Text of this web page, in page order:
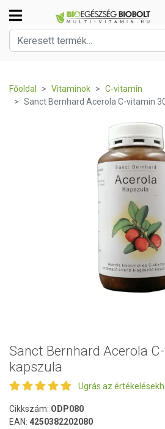
Főoldal Vitaminok
C-vitamin
Sanct Bernhard Acerola C-vitamin
Sanct Bernhard Acerola
kapszula
Ugrás az
Cikkszám: ODP080
EAN: 4250382202080